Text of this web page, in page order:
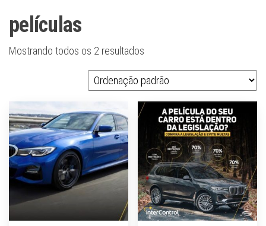
películas
Mostrando todos os 2 resultados